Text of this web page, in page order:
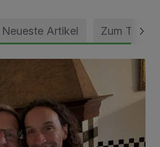
Neueste Artikel Zum Thema
Tage 1 Song